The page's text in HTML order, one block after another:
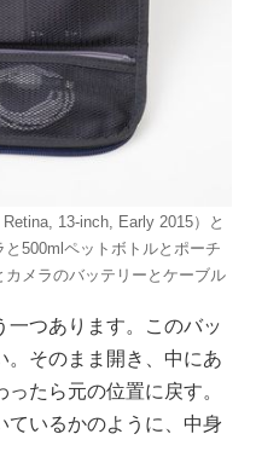
13-inch, Early 2015）と
500mlペットボトルとポーチ
メラのバッテリーとケーブル
つあります。このバッ
。そのまま開き、中にあ
たら元の位置に戻す。
ているかのように、中身